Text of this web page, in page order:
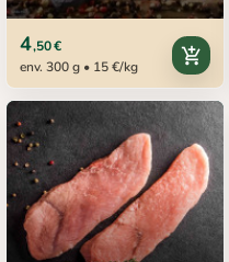
4,50 €
env. 300 g • 15 €/kg
add_shopping_cart